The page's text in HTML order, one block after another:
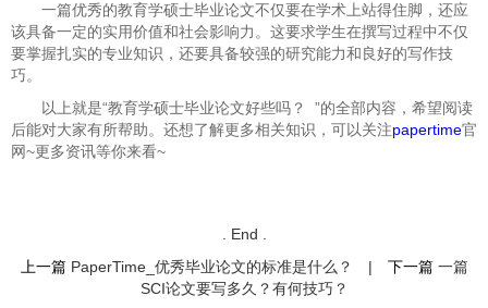
一篇优秀的教育学硕士毕业论文不仅要在学术上站得住脚，还应
该具备一定的实用价值和社会影响力。这要求学生在撰写过程中不仅
要掌握扎实的专业知识，还要具备较强的研究能力和良好的写作技
巧。
以上就是“教育学硕士毕业论文好些吗？ ”的全部内容，希望阅读
后能对大家有所帮助。还想了解更多相关知识，可以关注papertime官
网~更多资讯等你来看~
. End .
上一篇 PaperTime_优秀毕业论文的标准是什么？ | 下一篇 一篇
SCI论文要写多久？有何技巧？